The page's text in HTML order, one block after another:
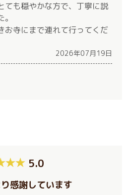
ても穏やかな方で、丁寧に説
お寺にまで連れて行ってくだ
2026年07月19日
5.0
感謝しています